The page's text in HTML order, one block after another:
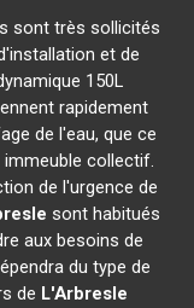
sont très sollicités
et de
150L
rapidement
de l'eau, que ce
collectif.
de l'urgence de
sont habitués
aux besoins de
du type de
de L'Arbresle